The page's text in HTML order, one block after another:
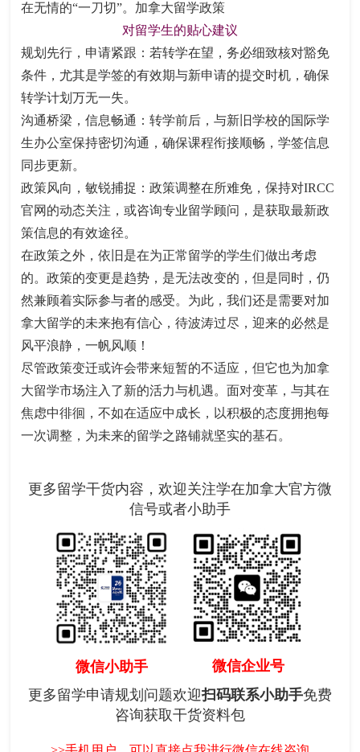
在无情的“一刀切”。加拿大留学政策
对留学生的贴心建议
规划先行，申请紧跟：若转学在望，务必细致核对豁免
条件，尤其是学签的有效期与新申请的提交时机，确保
转学计划万无一失。
沟通桥梁，信息畅通：转学前后，与新旧学校的国际学
生办公室保持密切沟通，确保课程衔接顺畅，学签信息
同步更新。
政策风向，敏锐捕捉：政策调整在所难免，保持对IRCC
官网的动态关注，或咨询专业留学顾问，是获取最新政
策信息的有效途径。
在政策之外，依旧是在为正常留学的学生们做出考虑
的。政策的变更是趋势，是无法改变的，但是同时，仍
然兼顾着实际参与者的感受。为此，我们还是需要对加
拿大留学的未来抱有信心，待波涛过尽，迎来的必然是
风平浪静，一帆风顺！
尽管政策变迁或许会带来短暂的不适应，但它也为加拿
大留学市场注入了新的活力与机遇。面对变革，与其在
焦虑中徘徊，不如在适应中成长，以积极的态度拥抱每
一次调整，为未来的留学之路铺就坚实的基石。
更多留学干货内容，欢迎关注学在加拿大官方微
信号或者小助手
微信小助手
微信企业号
更多留学申请规划问题欢迎扫码联系小助手免费
咨询获取干货资料包